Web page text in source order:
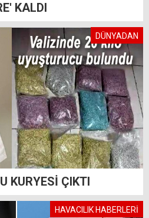
KALDI
DÜNYADAN
KURYESİ ÇIKTI
HAVACILIK HABERLERİ